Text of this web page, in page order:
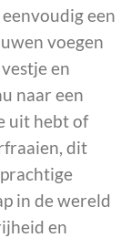
een
voegen
en
naar een
uit hebt of
dit
in de wereld
en